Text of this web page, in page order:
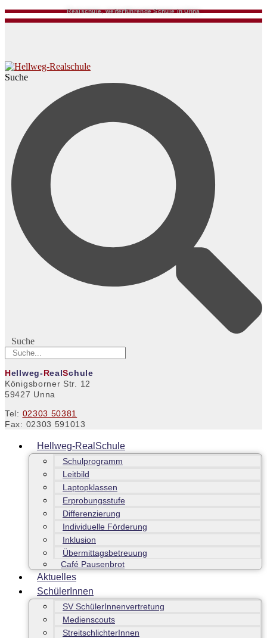
Realschule, weiterführende Schule in Unna
Suche
Suche
Hellweg-RealSchule
Königsborner Str. 12
59427 Unna
Tel: 02303 50381
Fax: 02303 591013
Hellweg-RealSchule
Schulprogramm
Leitbild
Laptopklassen
Erprobungsstufe
Differenzierung
Individuelle Förderung
Inklusion
Übermittagsbetreuung
Café Pausenbrot
Aktuelles
SchülerInnen
SV SchülerInnenvertretung
Medienscouts
StreitschlichterInnen